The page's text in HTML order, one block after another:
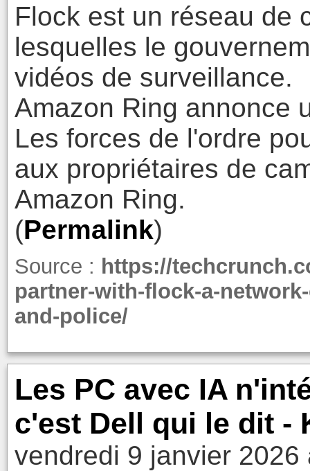
Flock est un réseau de
lesquelles le
vidéos de surveillance.
Amazon Ring annonce
Les forces de l'ordre
aux propriétaires de
Amazon Ring.
(Permalink)
Source : https://
partner-with-flock-a-
and-police/
Les PC avec IA
c'est Dell qui le dit -
vendredi 9 janvier 2026